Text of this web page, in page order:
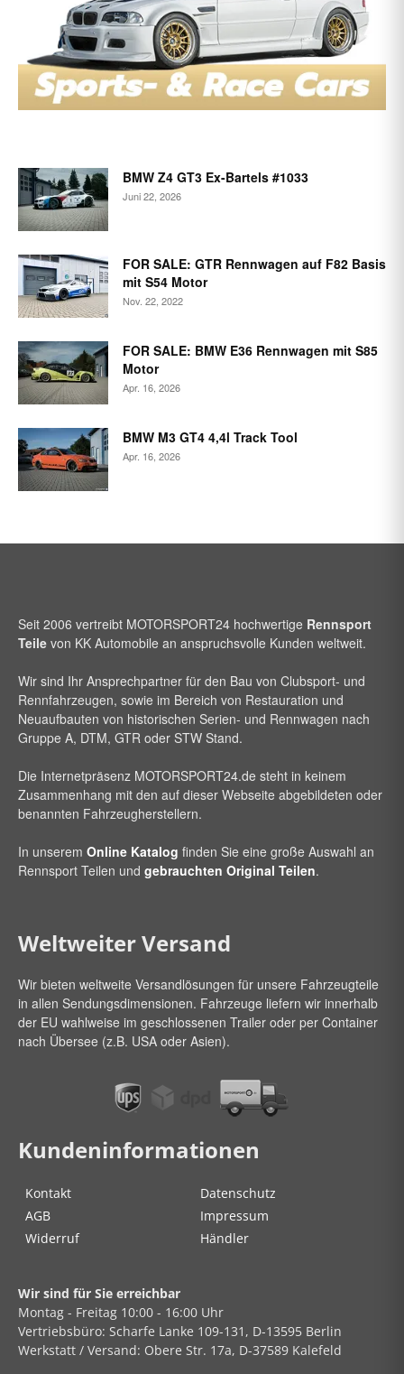
BMW Z4 GT3 Ex-Bartels #1033
Juni 22, 2026
FOR SALE: GTR Rennwagen auf F82 Basis
mit S54 Motor
Nov. 22, 2022
FOR SALE: BMW E36 Rennwagen mit S85
Motor
Apr. 16, 2026
BMW M3 GT4 4,4l Track Tool
Apr. 16, 2026
Seit 2006 vertreibt MOTORSPORT24 hochwertige Rennsport
Teile von KK Automobile an anspruchsvolle Kunden weltweit.
Wir sind Ihr Ansprechpartner für den Bau von Clubsport- und
Rennfahrzeugen, sowie im Bereich von Restauration und
Neuaufbauten von historischen Serien- und Rennwagen nach
Gruppe A, DTM, GTR oder STW Stand.
Die Internetpräsenz MOTORSPORT24.de steht in keinem
Zusammenhang mit den auf dieser Webseite abgebildeten oder
benannten Fahrzeugherstellern.
In unserem Online Katalog finden Sie eine große Auswahl an
Rennsport Teilen und gebrauchten Original Teilen.
Weltweiter Versand
Wir bieten weltweite Versandlösungen für unsere Fahrzeugteile
in allen Sendungsdimensionen. Fahrzeuge liefern wir innerhalb
der EU wahlweise im geschlossenen Trailer oder per Container
nach Übersee (z.B. USA oder Asien).
Kundeninformationen
Kontakt
Datenschutz
AGB
Impressum
Widerruf
Händler
Wir sind für Sie erreichbar
Montag - Freitag 10:00 - 16:00 Uhr
Vertriebsbüro: Scharfe Lanke 109-131, D-13595 Berlin
Werkstatt / Versand: Obere Str. 17a, D-37589 Kalefeld